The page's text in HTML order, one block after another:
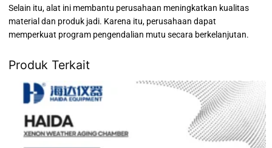
Selain itu, alat ini membantu perusahaan meningkatkan kualitas
material dan produk jadi. Karena itu, perusahaan dapat
memperkuat program pengendalian mutu secara berkelanjutan.
Produk Terkait